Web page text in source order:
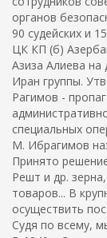
органов
90 судейских и
ЦК КП (б)
Азиза Алиева
Иран группы.
Рагимов -
специальных
М. Ибрагимов
Принято
Решт и др.
товаров... В
осуществить
Судя по всему,